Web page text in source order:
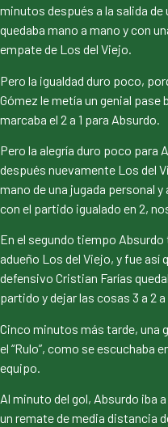
minutos después a la salida
quedaba mano a mano y con
empate de Los del Viejo.
Pero la igualdad duro poco,
Gómez le metía un genial pase
marcaba el 2 a 1 para Absurdo.
Pero la alegría duro poco para
después nuevamente Los del
mano de una jugada personal
con el partido igualado en 2,
En el segundo tiempo
adueño Los del Viejo, y fue así
defensivo Cristian Farías
partido y dejar las cosas 3 a 2
Cinco minutos más tarde, una
el “Rulo”, como se escuchaba
equipo.
Al minuto del gol, Absurdo iba
un remate de media distancia